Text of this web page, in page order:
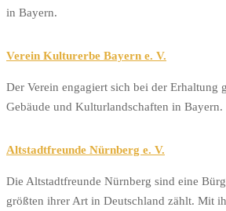
in Bayern.
Verein Kulturerbe Bayern e. V.
Der Verein engagiert sich bei der Erhaltung
Gebäude und Kulturlandschaften in Bayern.
Altstadtfreunde Nürnberg e. V.
Die Altstadtfreunde Nürnberg sind eine
größten ihrer Art in Deutschland zählt. Mit